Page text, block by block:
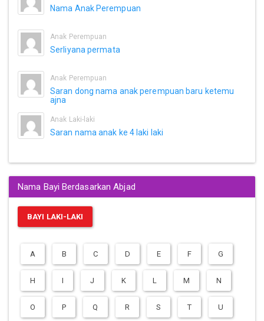
Nama Anak Perempuan
Anak Perempuan
Serliyana permata
Anak Perempuan
Saran dong nama anak perempuan baru ketemu
ajna
Anak Laki-laki
Saran nama anak ke 4 laki laki
Nama Bayi Berdasarkan Abjad
BAYI LAKI-LAKI
A B C D E F G
H I J K L M N
O P Q R S T U